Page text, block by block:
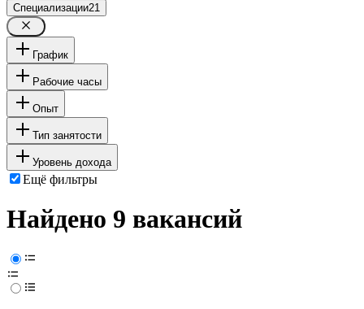
Специализации21
График
Рабочие часы
Опыт
Тип занятости
Уровень дохода
Ещё фильтры
Найдено 9 вакансий